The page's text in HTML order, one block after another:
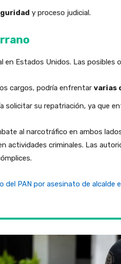
y proceso judicial.
en Estados Unidos. Las posibles
cargos, podría enfrentar varias
solicitar su repatriación, ya que
al narcotráfico en ambos
actividades criminales. Las
del PAN por asesinato de alcalde